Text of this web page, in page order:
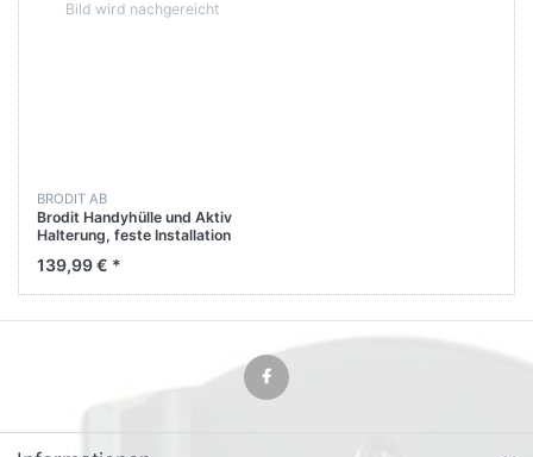
BRODIT AB
Brodit Handyhülle und Aktiv
Halterung, feste Installation
Pro Max
139,99 € *